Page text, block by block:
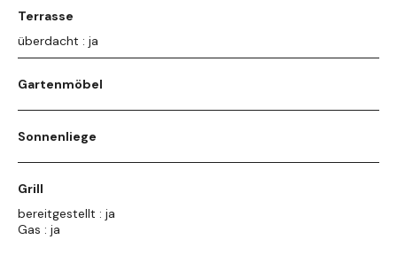
Terrasse
überdacht : ja
Gartenmöbel
Sonnenliege
Grill
bereitgestellt : ja
Gas : ja